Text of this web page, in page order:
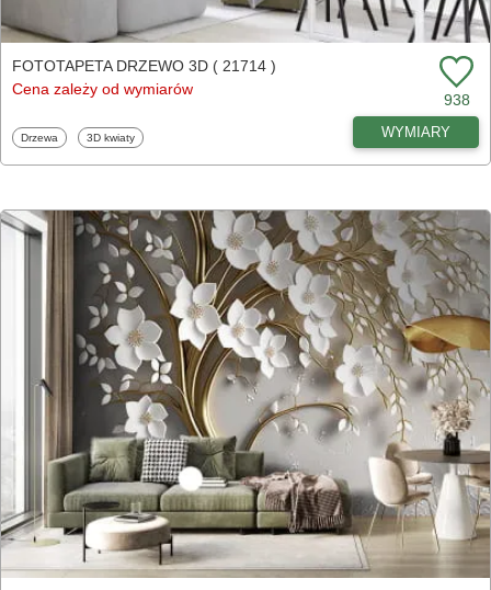
FOTOTAPETA DRZEWO 3D ( 21714 )
Cena zależy od wymiarów
938
Fototapety
Drzewa Fototapety
3D kwiaty WYMIARY